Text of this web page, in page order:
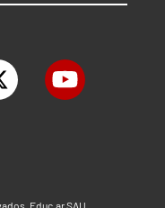
Educ.ar SAU